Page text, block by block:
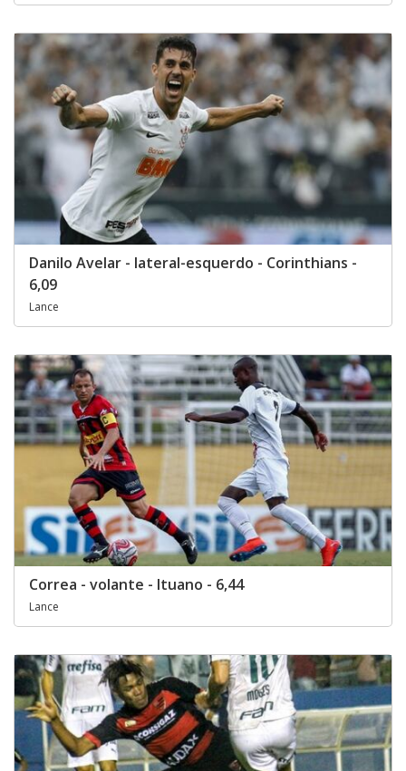
Danilo Avelar - lateral-esquerdo - Corinthians -
6,09
Lance
Correa - volante - Ituano - 6,44
Lance